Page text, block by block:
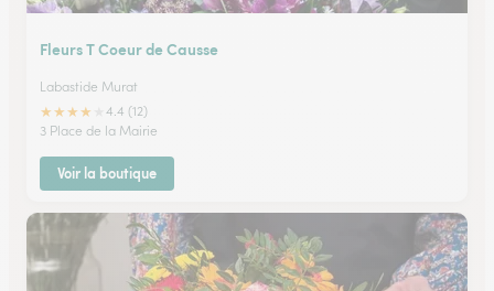
Fleurs T Coeur de Causse
Labastide Murat
★★★★
4.4 (12)
3 Place de la Mairie
Voir la boutique